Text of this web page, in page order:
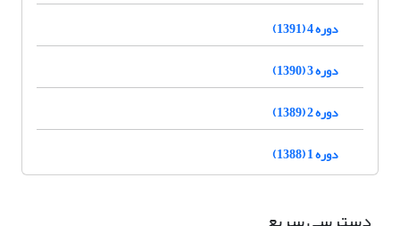
دوره 4 (1391)
دوره 3 (1390)
دوره 2 (1389)
دوره 1 (1388)